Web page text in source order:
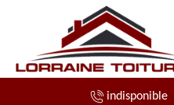
indisponible